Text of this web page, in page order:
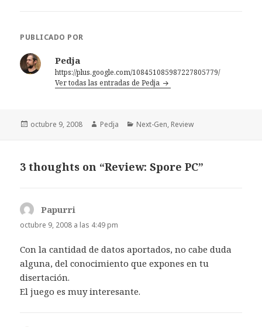
PUBLICADO POR
Pedja
https://plus.google.com/108451085987227805779/
Ver todas las entradas de Pedja
Publicado
octubre 9, 2008 Autor
Pedja Categorías
Next-Gen, Review
3 thoughts on “Review: Spore PC”
Papurri
octubre 9, 2008 a las 4:49 pm
Con la cantidad de datos aportados, no cabe duda
alguna, del conocimiento que expones en tu
disertación.
El juego es muy interesante.